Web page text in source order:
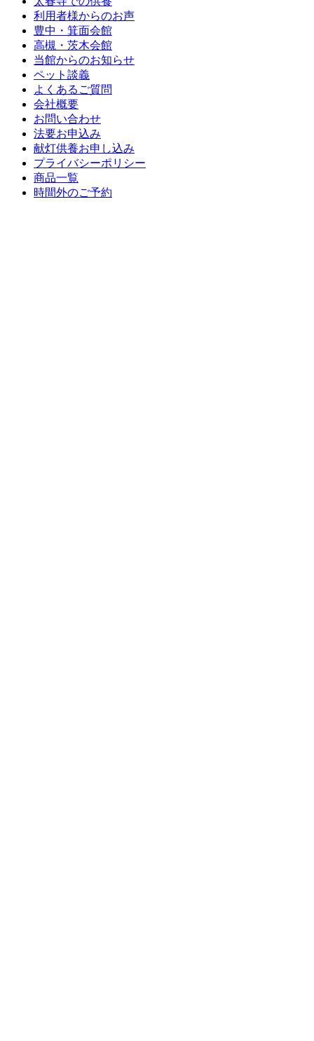
利用者様からのお声
豊中・箕面会館
高槻・茨木会館
当館からのお知らせ
ペット談義
よくあるご質問
会社概要
お問い合わせ
法要お申込み
献灯供養お申し込み
プライバシーポリシー
商品一覧
時間外のご予約